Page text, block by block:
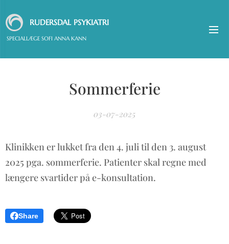
RUDERSDAL PSYKIATRI
SPECIALLÆGE SOFI ANNA KANN
Sommerferie
03-07-2025
Klinikken er lukket fra den 4. juli til den 3. august
2025 pga. sommerferie. Patienter skal regne med
længere svartider på e-konsultation.
Share